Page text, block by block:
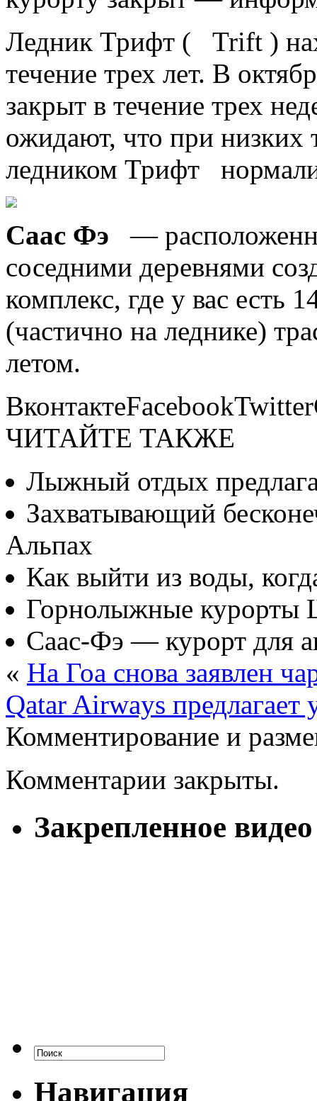
Ледник Трифт ( Trift )
течение трех лет. В
закрыт в течение трех
ожидают, что при низких
ледником Трифт
Саас Фэ —
соседними деревнями
комплекс, где у вас есть
(частично на леднике)
летом.
ЧИТАЙТЕ ТАКЖЕ
Лыжный отдых
Захватывающий
Альпах
Как выйти из воды,
Горнолыжные курорты
Саас-Фэ — курорт для
« На Гоа снова заявлен
Qatar Airways предлагает
Комментирование и
Комментарии закрыты.
Закрепленное видео
Навигация